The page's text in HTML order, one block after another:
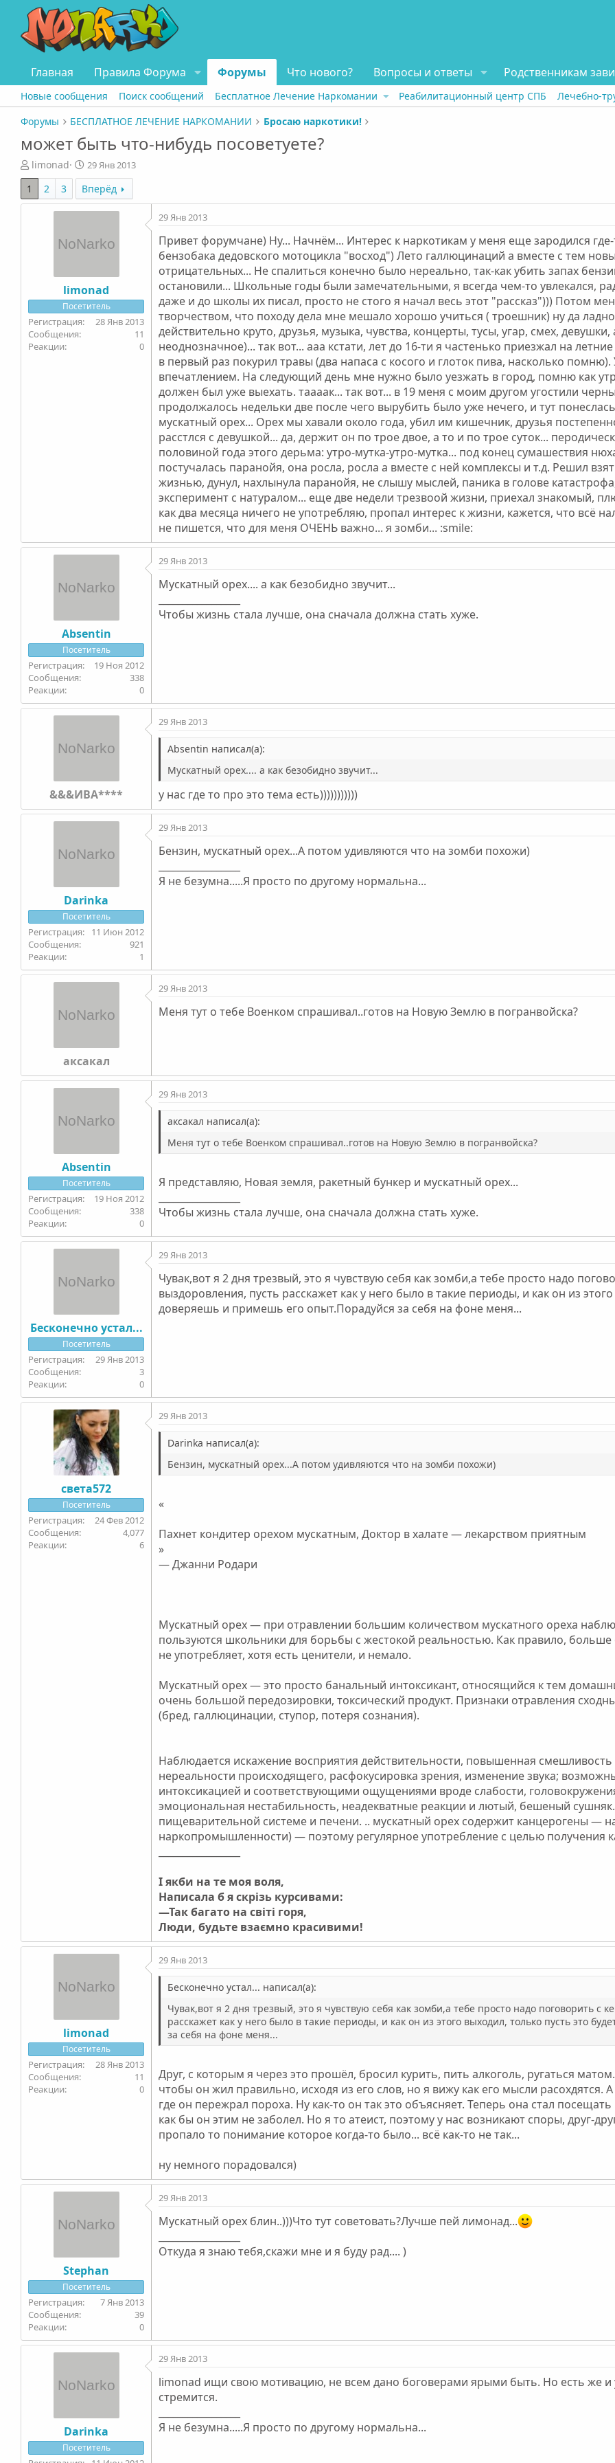
Главная Правила Форума Форумы Что нового? Вопросы и ответы Родственникам
Новые сообщения Поиск сообщений Бесплатное Лечение Наркомании Реабилитационный центр СПБ Лечебно-
Форумы
БЕСПЛАТНОЕ ЛЕЧЕНИЕ НАРКОМАНИИ Бросаю наркотики!
может быть что-нибудь посоветуете?
А
в
о
limonad
Д
а
т
а
ч
а
29 Янв 2013
1 2 3 Вперёд
limonad
Посетитель
28 Янв 2013
11
0
29 Янв 2013
Привет форумчане) Ну... Начнём... Интерес к наркотикам у меня еще зародился
бензобака дедовского мотоцикла "восход") Лето галлюцинаций а вместе с тем
отрицательных... Не спалиться конечно было нереально, так-как убить запах
остановили... Школьные годы были замечательными, я всегда чем-то увлекался,
даже и до школы их писал, просто не стого я начал весь этот "рассказ"))) Потом
творчеством, что походу дела мне мешало хорошо учиться ( троешник) ну да
действительно круто, друзья, музыка, чувства, концерты, тусы, угар, смех,
неоднозначное)... так вот... ааа кстати, лет до 16-ти я частенько приезжал на
в первый раз покурил травы (два напаса с косого и глоток пива, насколько
впечатлением. На следующий день мне нужно было уезжать в город, помню как
должен был уже выехать. таааак... так вот... в 19 меня с моим другом угостили
продолжалось недельки две после чего вырубить было уже нечего, и тут
мускатный орех... Орех мы хавали около года, убил им кишечник, друзья
расстлся с девушкой... да, держит он по трое двое, а то и по трое суток...
половиной года этого дерьма: утро-мутка-утро-мутка... под конец сумашествия
постучалась паранойя, она росла, росла а вместе с ней комплексы и т.д. Решил
жизнью, дунул, нахлынула паранойя, не слышу мыслей, паника в голове
эксперимент с натуралом... еще две недели трезвоой жизни, приехал знакомый,
как два месяца ничего не употребляю, пропал интерес к жизни, кажется, что всё
не пишется, что для меня ОЧЕНЬ важно... я зомби... :smile:
Absentin
Посетитель
19 Ноя 2012
338
0
29 Янв 2013
Мускатный орех.... а как безобидно звучит...
Чтобы жизнь стала лучше, она сначала должна стать хуже.
&&&ИВА****
29 Янв 2013
Absentin написал(а):
Мускатный орех.... а как безобидно звучит...
у нас где то про это тема есть)))))))))))
Darinka
Посетитель
11 Июн 2012
921
1
29 Янв 2013
Бензин, мускатный орех...А потом удивляются что на зомби похожи)
Я не безумна.....Я просто по другому нормальна...
аксакал
29 Янв 2013
Меня тут о тебе Военком спрашивал..готов на Новую Землю в погранвойска?
Absentin
Посетитель
19 Ноя 2012
338
0
29 Янв 2013
аксакал написал(а):
Меня тут о тебе Военком спрашивал..готов на Новую Землю в погранвойска?
Я представляю, Новая земля, ракетный бункер и мускатный орех...
Чтобы жизнь стала лучше, она сначала должна стать хуже.
Бесконечно устал...
Посетитель
29 Янв 2013
3
0
29 Янв 2013
Чувак,вот я 2 дня трезвый, это я чувствую себя как зомби,а тебе просто надо
выздоровления, пусть расскажет как у него было в такие периоды, и как он из
доверяешь и примешь его опыт.Порадуйся за себя на фоне меня...
света572
Посетитель
24 Фев 2012
4,077
6
29 Янв 2013
Darinka написал(а):
Бензин, мускатный орех...А потом удивляются что на зомби похожи)
«
Пахнет кондитер орехом мускатным, Доктор в халате — лекарством приятным
»
— Джанни Родари
Мускатный орех — при отравлении большим количеством мускатного ореха
пользуются школьники для борьбы с жестокой реальностью. Как правило,
не употребляет, хотя есть ценители, и немало.
Мускатный орех — это просто банальный интоксикант, относящийся к тем
очень большой передозировки, токсический продукт. Признаки отравления
(бред, галлюцинации, ступор, потеря сознания).
Наблюдается искажение восприятия действительности, повышенная
нереальности происходящего, расфокусировка зрения, изменение звука;
интоксикацией и соответствующими ощущениями вроде слабости,
эмоциональная нестабильность, неадекватные реакции и лютый, бешеный
пищеварительной системе и печени. .. мускатный орех содержит канцерогены —
наркопромышленности) — поэтому регулярное употребление с целью получения
І якби на те моя воля,
Написала б я скрізь курсивами:
—Так багато на світі горя,
Люди, будьте взаємно красивими!
limonad
Посетитель
28 Янв 2013
11
0
29 Янв 2013
Бесконечно устал... написал(а):
Чувак,вот я 2 дня трезвый, это я чувствую себя как зомби,а тебе просто надо поговорить
расскажет как у него было в такие периоды, и как он из этого выходил, только пусть это
за себя на фоне меня...
Друг, с которым я через это прошёл, бросил курить, пить алкоголь, ругаться
чтобы он жил правильно, исходя из его слов, но я вижу как его мысли расохдятся.
где он пережрал пороха. Ну как-то он так это объясняет. Теперь она стал
как бы он этим не заболел. Но я то атеист, поэтому у нас возникают споры, друг-
пропало то понимание которое когда-то было... всё как-то не так...
ну немного порадовался)
Stephan
Посетитель
7 Янв 2013
39
0
29 Янв 2013
Мускатный орех блин..)))Что тут советовать?Лучше пей лимонад...
Откуда я знаю тебя,скажи мне и я буду рад.... )
Darinka
Посетитель
29 Янв 2013
limonad ищи свою мотивацию, не всем дано боговерами ярыми быть. Но есть же и у
стремится.
Я не безумна.....Я просто по другому нормальна...